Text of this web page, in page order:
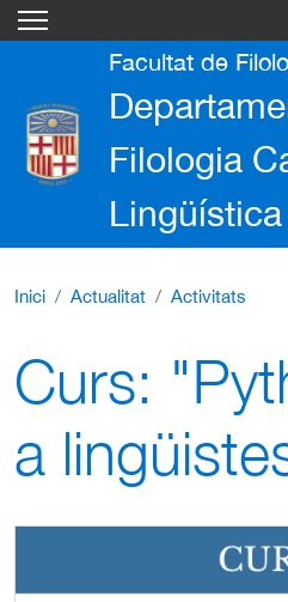
Facultat de
Filologia
Inici Actualitat Activitats
Curs:
a